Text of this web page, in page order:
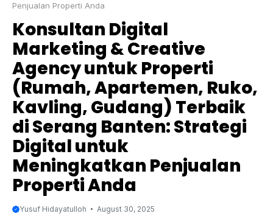
Penjualan Properti Anda
Konsultan Digital
Marketing & Creative
Agency untuk Properti
(Rumah, Apartemen, Ruko,
Kavling, Gudang) Terbaik
di Serang Banten: Strategi
Digital untuk
Meningkatkan Penjualan
Properti Anda
Yusuf Hidayatulloh August 30, 2025